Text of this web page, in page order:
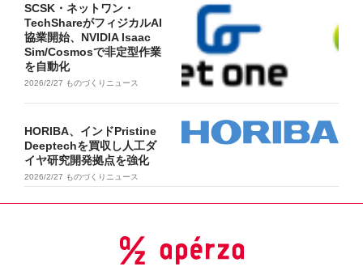
SCSK・ネットワン・
TechShareがフィジカルAI
協業開始、NVIDIA Isaac
Sim/Cosmosで非定型作業
を自動化
2026/2/27 ものづくりニュース
HORIBA、インドPristine
Deeptechを買収し人工ダ
イヤ研究開発拠点を強化
2026/2/27 ものづくりニュース